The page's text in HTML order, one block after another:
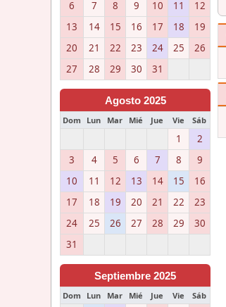
6
7 8 9 10 11
12
13
14 15 16 17 18
19
20
21 22 23 24 25
26
27
28 29 30 31
Agosto 2025
Dom Lun Mar Mié Jue Vie Sáb
1
2
3
4 5 6 7 8
9
10
11 12 13 14 15
16
17
18 19 20 21 22
23
24
25 26 27 28 29
30
31
Septiembre 2025
Dom Lun Mar Mié Jue Vie Sáb